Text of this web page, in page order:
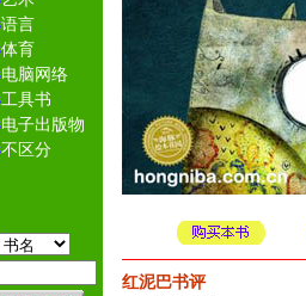
语言
体育
电脑网络
工具书
电子出版物
不区分
红泥巴书评